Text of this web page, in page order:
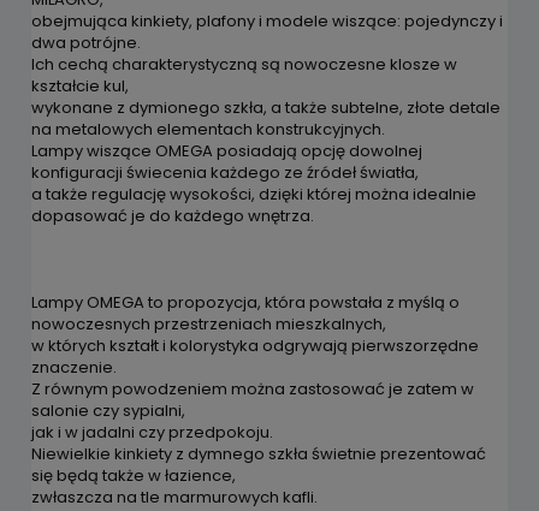
obejmująca kinkiety, plafony i modele wiszące: pojedynczy i
dwa potrójne.
Ich cechą charakterystyczną są nowoczesne klosze w
kształcie kul,
wykonane z dymionego szkła, a także subtelne, złote detale
na metalowych elementach konstrukcyjnych.
Lampy wiszące OMEGA posiadają opcję dowolnej
konfiguracji świecenia każdego ze źródeł światła,
a także regulację wysokości, dzięki której można idealnie
dopasować je do każdego wnętrza.
Lampy OMEGA to propozycja, która powstała z myślą o
nowoczesnych przestrzeniach mieszkalnych,
w których kształt i kolorystyka odgrywają pierwszorzędne
znaczenie.
Z równym powodzeniem można zastosować je zatem w
salonie czy sypialni,
jak i w jadalni czy przedpokoju.
Niewielkie kinkiety z dymnego szkła świetnie prezentować
się będą także w łazience,
zwłaszcza na tle marmurowych kafli.